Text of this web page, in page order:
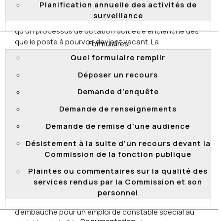
Planification annuelle des activités de
surveillance
Formulaires
Quel formulaire remplir
Déposer un recours
Demande d'enquête
Demande de renseignements
Demande de remise d'une audience
Désistement à la suite d'un recours devant la
Commission de la fonction publique
Plaintes ou commentaires sur la qualité des
services rendus par la Commission et son
personnel
pourvoir, les désignations à titre provisoire ne doivent
pas dépasser la période maximale de douze mois et
qu'un processus de dotation doit être enclenché dès
que le poste à pourvoir devient vacant. La
Commission recommande de privilégier un employé
appartenant à une classe d'emplois équivalente ou
supérieure à celle de l'emploi à pourvoir.
À la suite des interventions de la Commission, le CSPQ
novembre 2017.
Refus d'une candidature à la suite d'une
Le 24 août 2017, la Commission a transmis aux parties
visées les résultats d'une enquête concernant le refus
d'embauche pour un emploi de constable spécial au